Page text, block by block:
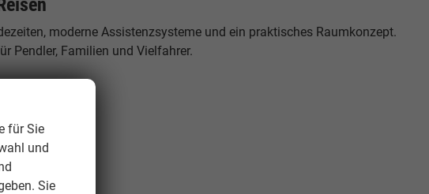
moderne Assistenzsysteme und ein praktisches Raumkonzept.
Pendler, Familien und Vielfahrer.
für Sie
und
Sie